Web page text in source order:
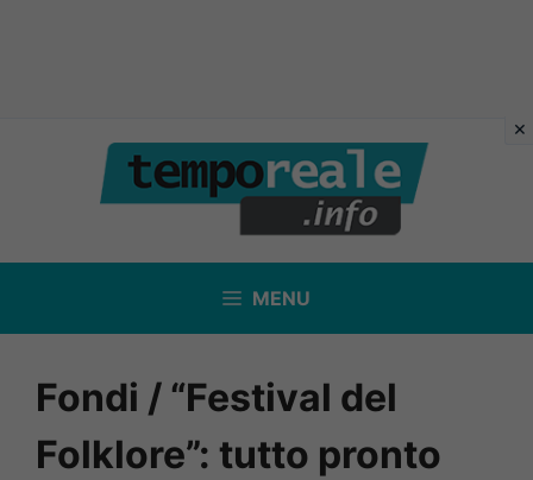
contenuto
MENU
Fondi / “Festival del
Folklore”: tutto pronto